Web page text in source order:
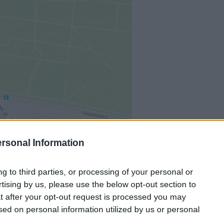
Information
to third parties, or processing of your personal or
by us, please use the below opt-out section to
after your opt-out request is processed you may
on personal information utilized by us or personal